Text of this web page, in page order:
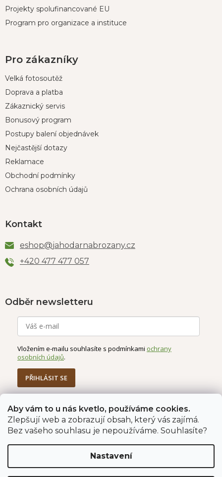
Aby vám to u nás kvetlo, používáme cookies.
Zlepšují web a zobrazují obsah, který vás zajímá.
Bez vašeho souhlasu je nepoužíváme. Souhlasíte?
Nastavení
Projekty spolufinancované EU
Program pro organizace a instituce
Pro zákazníky
Velká fotosoutěž
Doprava a platba
Zákaznický servis
Bonusový program
Postupy balení objednávek
Nejčastější dotazy
Reklamace
Obchodní podmínky
Ochrana osobních údajů
Kontakt
eshop@jahodarnabrozany.cz
+420 477 477 057
Odběr newsletteru
Vložením e-mailu souhlasíte s podmínkami ochrany
osobních údajů.
PŘIHLÁSIT SE
Jahodárna Brozany Obchodní podmínky
Podmínky ochrany údajů
Vytvořil Shoptet Premium